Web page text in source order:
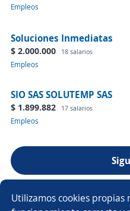
Utilizamos cookies propias
Empleos
Soluciones Inmediatas
$ 2.000.000 18 salarios
Empleos
SIO SAS SOLUTEMP SAS
$ 1.899.882 17 salarios
Empleos
Ver más empresas